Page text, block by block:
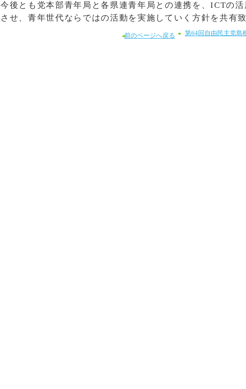
今後とも党本部青年局と各県連青年局との連携を、ICTの
させ、青年世代ならではの活動を実施していく方針を共有致
第64回自由民主党島
前のページへ戻る